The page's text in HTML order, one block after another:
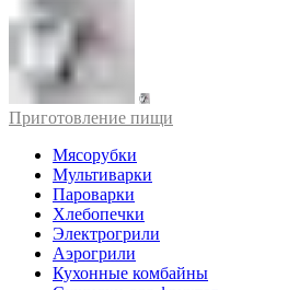
Приготовление пищи
Мясорубки
Мультиварки
Пароварки
Хлебопечки
Электрогрили
Аэрогрили
Кухонные комбайны